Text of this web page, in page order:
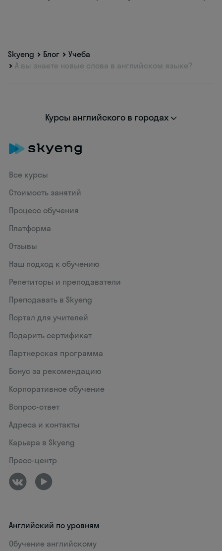
Skyeng Блог
Учеба
А вы знаете новые слова в английском языке?
Курсы английского в городах
Все курсы
Стоимость занятий
Процесс обучения
Платформа
Отзывы
Наш подход к обучению
Репетиторы и преподаватели
Преподавать в Skyeng
Портал для учителей
Подарить сертификат
Партнерская программа
Бонус за рекомендацию
Корпоративное обучение
Вопрос-ответ
Адреса и контакты
Карьера в Skyeng
Пресс-центр
Английский по уровням
Обучение английскому